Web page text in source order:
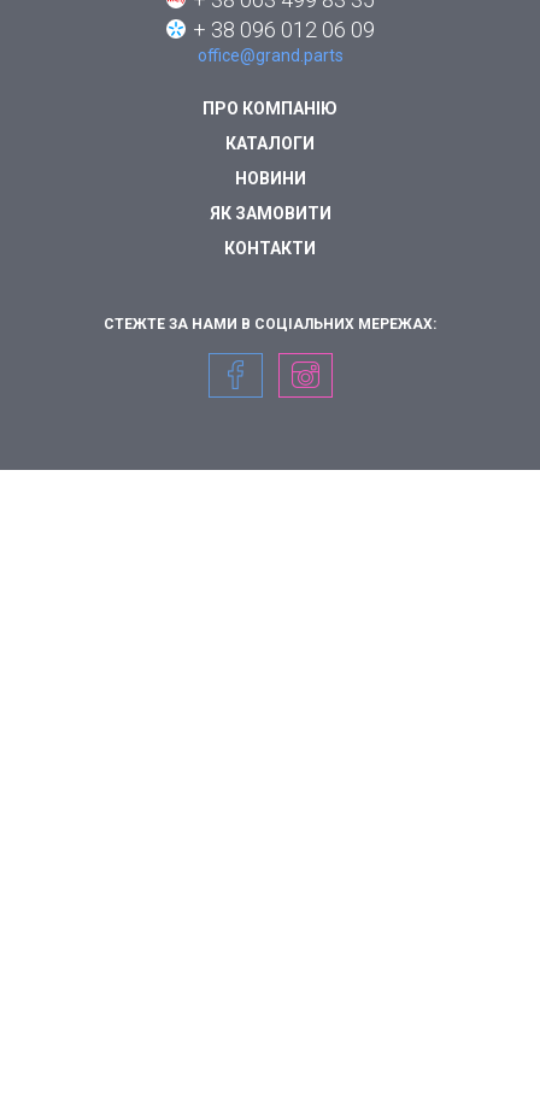
ПРО КОМПАНІЮ
КАТАЛОГИ
НОВИНИ
ЯК ЗАМОВИТИ
КОНТАКТИ
+ 38 096 012 06 09
office@grand.parts
СТЕЖТЕ ЗА НАМИ В СОЦІАЛЬНИХ МЕРЕЖАХ: